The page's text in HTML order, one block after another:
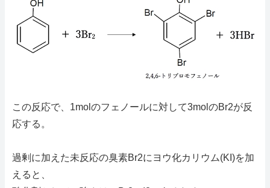
この反応で、1molのフェノールに対して3molのBr2が反
応する。
過剰に加えた未反応の臭素Br2にヨウ化カリウム(KI)を加
えると、